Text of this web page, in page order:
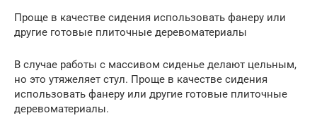
Проще в качестве сидения использовать фанеру или
другие готовые плиточные деревоматериалы
В случае работы с массивом сиденье делают цельным,
но это утяжеляет стул. Проще в качестве сидения
использовать фанеру или другие готовые плиточные
деревоматериалы.